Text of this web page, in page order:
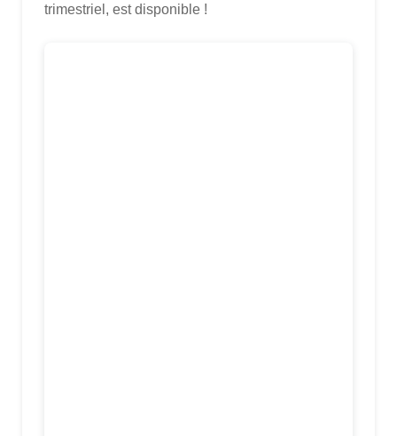
trimestriel, est disponible !